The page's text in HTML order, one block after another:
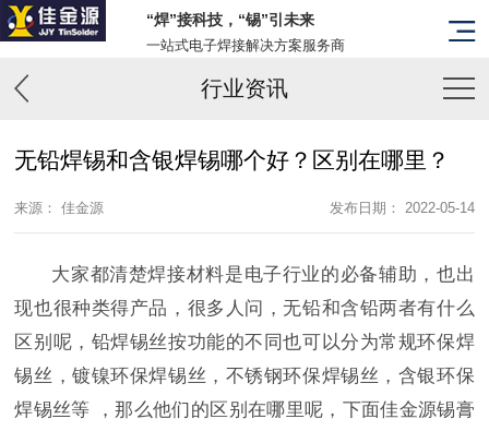
“焊”接科技，“锡”引未来
一站式电子焊接解决方案服务商
行业资讯
无铅焊锡和含银焊锡哪个好？区别在哪里？
来源： 佳金源 发布日期： 2022-05-14
大家都清楚焊接材料是电子行业的必备辅助，也出
现也很种类得产品，很多人问，无铅和含铅两者有什么
区别呢，铅焊锡丝按功能的不同也可以分为常规环保焊
锡丝，镀镍环保焊锡丝，不锈钢环保焊锡丝，含银环保
焊锡丝等 ，那么他们的区别在哪里呢，下面佳金源锡膏